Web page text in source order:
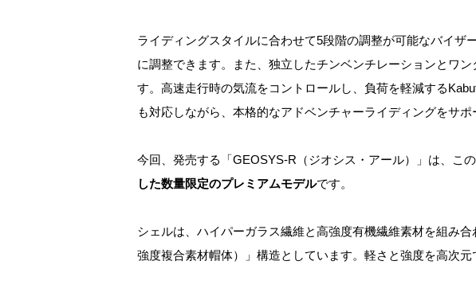
ライディングスタイルに合わせて5段階の調整が可能なバイ
に調整できます。また、独立したチンベンチレーションとワ
す。高速走行時の気流をコントロールし、負荷を軽減する
も対応しながら、本格的なアドベンチャーライディングをサポ
今回、発売する「GEOSYS-R（ジオシス・アール）」は、こ
した数量限定のプレミアムモデルです。
シェルは、ハイパーガラス繊維と高強度有機繊維素材を組み
強度複合素材帽体）」構造としています。軽さと強度を高次元